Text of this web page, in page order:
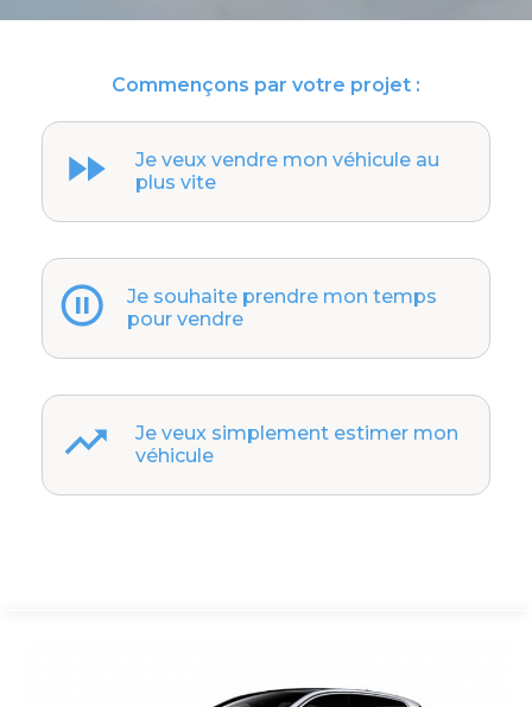
Commençons par votre projet :
Je veux vendre mon véhicule au
plus vite
Je souhaite prendre mon temps
pour vendre
Je veux simplement estimer mon
véhicule